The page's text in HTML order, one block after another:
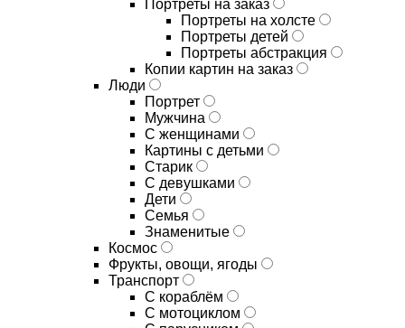
Портреты на заказ
Портреты на холсте
Портреты детей
Портреты абстракция
Копии картин на заказ
Люди
Портрет
Мужчина
С женщинами
Картины с детьми
Старик
С девушками
Дети
Семья
Знаменитые
Космос
Фрукты, овощи, ягоды
Транспорт
С кораблём
С мотоциклом